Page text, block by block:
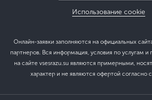
Использование cookie
Онлайн-заявки заполняются на официальных
партнеров. Вся информация, условия по услугам и
на сайте vsesrazu.su являются примерными,
характер и не являются офертой согласно